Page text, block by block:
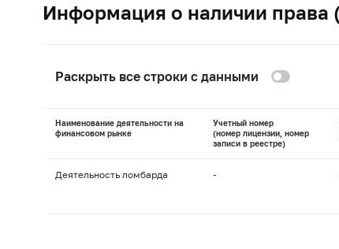
Информация о наличии права
Раскрыть все строки с данными
Наименование деятельности на
финансовом рынке
Учетный номер
(номер лицензии, номер
записи в реестре)
Деятельность ломбарда -